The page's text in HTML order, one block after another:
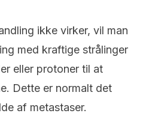
ikke virker, vil man
med kraftige strålinger
eller protoner til at
Dette er normalt det
af metastaser.